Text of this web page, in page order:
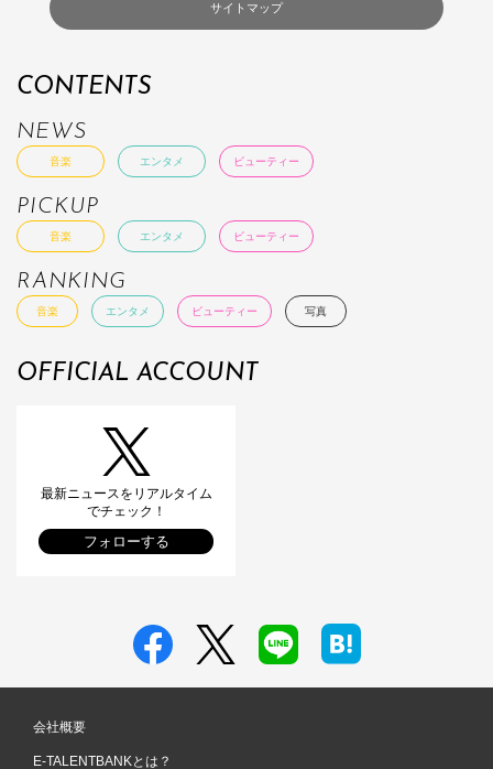
サイトマップ
CONTENTS
NEWS
音楽 エンタメ ビューティー
PICKUP
音楽 エンタメ ビューティー
RANKING
音楽 エンタメ ビューティー 写真
OFFICIAL ACCOUNT
最新ニュースをリアルタイム
でチェック！
フォローする
会社概要
E-TALENTBANKとは？